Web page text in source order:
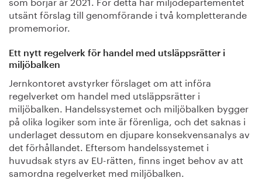
utsänt förslag till genomförande i två kompletterande
promemorior.
Ett nytt regelverk för handel med utsläppsrätter i
miljöbalken
Jernkontoret avstyrker förslaget om att införa
regelverket om handel med utsläppsrätter i
miljöbalken. Handelssystemet och miljöbalken bygger
på olika logiker som inte är förenliga, och det saknas i
underlaget dessutom en djupare konsekvensanalys av
det förhållandet. Eftersom handelssystemet i
huvudsak styrs av EU-rätten, finns inget behov av att
samordna regelverket med miljöbalken.